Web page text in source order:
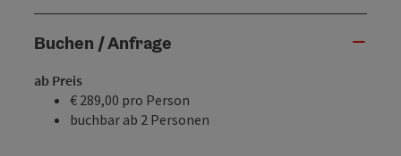
Buchen / Anfrage
ab Preis
€ 289,00 pro Person
buchbar ab 2 Personen